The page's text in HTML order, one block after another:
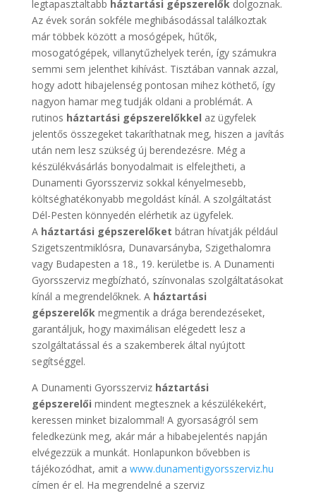
legtapasztaltabb háztartási gépszerelők dolgoznak.
Az évek során sokféle meghibásodással találkoztak
már többek között a mosógépek, hűtők,
mosogatógépek, villanytűzhelyek terén, így számukra
semmi sem jelenthet kihívást. Tisztában vannak azzal,
hogy adott hibajelenség pontosan mihez köthető, így
nagyon hamar meg tudják oldani a problémát. A
rutinos háztartási gépszerelőkkel az ügyfelek
jelentős összegeket takaríthatnak meg, hiszen a javítás
után nem lesz szükség új berendezésre. Még a
készülékvásárlás bonyodalmait is elfelejtheti, a
Dunamenti Gyorsszerviz sokkal kényelmesebb,
költséghatékonyabb megoldást kínál. A szolgáltatást
Dél-Pesten könnyedén elérhetik az ügyfelek.
A háztartási gépszerelőket bátran hívatják például
Szigetszentmiklósra, Dunavarsányba, Szigethalomra
vagy Budapesten a 18., 19. kerületbe is. A Dunamenti
Gyorsszerviz megbízható, színvonalas szolgáltatásokat
kínál a megrendelőknek. A háztartási
gépszerelők megmentik a drága berendezéseket,
garantáljuk, hogy maximálisan elégedett lesz a
szolgáltatással és a szakemberek által nyújtott
segítséggel.
A Dunamenti Gyorsszerviz háztartási
gépszerelői mindent megtesznek a készülékekért,
keressen minket bizalommal! A gyorsaságról sem
feledkezünk meg, akár már a hibabejelentés napján
elvégezzük a munkát. Honlapunkon bővebben is
tájékozódhat, amit a www.dunamentigyorsszerviz.hu
címen ér el. Ha megrendelné a szerviz